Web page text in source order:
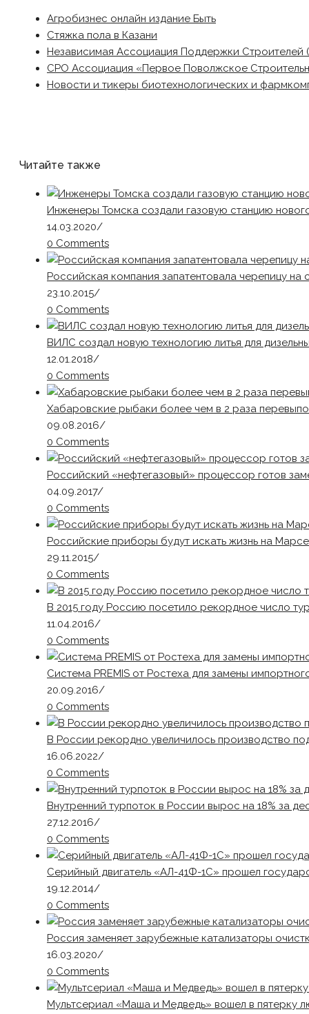
Агробизнес онлайн издание Быть
Стяжка пола в Казани
Независимая Ассоциация Поддержки Строителей
СРО Ассоциация «Первое Поволжское
Новости и тикеры биотехнологических и
Читайте также
Инженеры Томска создали газовую станцию
14.03.2020/
0 Comments
Российская компания запатентовала черепицу на
23.10.2015/
0 Comments
ВИЛС создал новую технологию литья для
12.01.2018/
0 Comments
Хабаровские рыбаки более чем в 2 раза
09.08.2016/
0 Comments
Российский «нефтегазовый» процессор готов
04.09.2017/
0 Comments
Российские приборы будут искать жизнь на Марсе
29.11.2015/
0 Comments
В 2015 году Россию посетило рекордное число
11.04.2016/
0 Comments
Система PREMIS от Ростеха для замены
20.09.2016/
0 Comments
В России рекордно увеличилось производство
16.06.2022/
0 Comments
Внутренний турпоток в России вырос на 18% за
27.12.2016/
0 Comments
Серийный двигатель «АЛ-41Ф-1С» прошел
19.12.2014/
0 Comments
Россия заменяет зарубежные катализаторы
16.03.2020/
0 Comments
Мультсериал «Маша и Медведь» вошел в пятерку